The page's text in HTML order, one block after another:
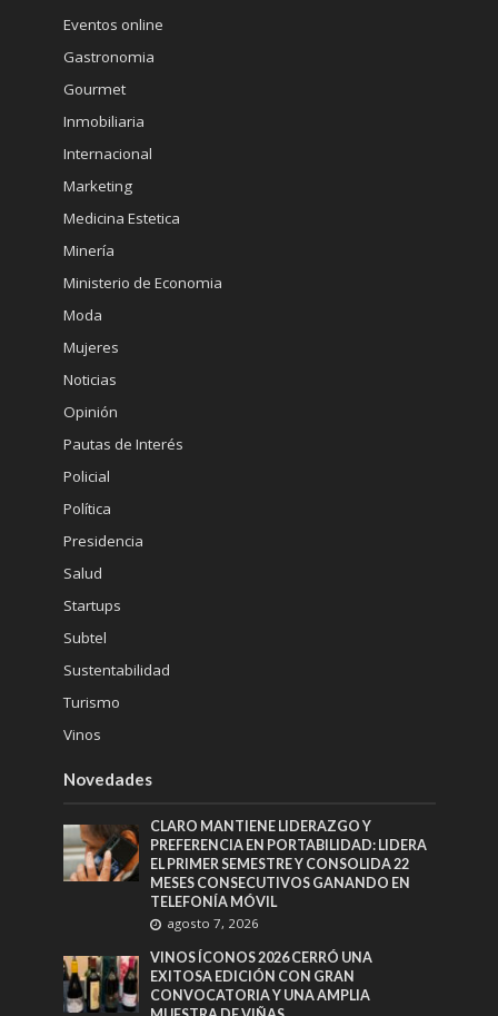
Eventos online
Gastronomia
Gourmet
Inmobiliaria
Internacional
Marketing
Medicina Estetica
Minería
Ministerio de Economia
Moda
Mujeres
Noticias
Opinión
Pautas de Interés
Policial
Política
Presidencia
Salud
Startups
Subtel
Sustentabilidad
Turismo
Vinos
Novedades
CLARO MANTIENE LIDERAZGO Y
PREFERENCIA EN PORTABILIDAD: LIDERA
EL PRIMER SEMESTRE Y CONSOLIDA 22
MESES CONSECUTIVOS GANANDO EN
TELEFONÍA MÓVIL
agosto 7, 2026
VINOS ÍCONOS 2026 CERRÓ UNA
EXITOSA EDICIÓN CON GRAN
CONVOCATORIA Y UNA AMPLIA